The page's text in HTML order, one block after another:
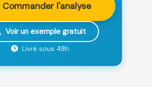
Commander l'analyse
Voir un exemple gratuit
Livré sous 48h